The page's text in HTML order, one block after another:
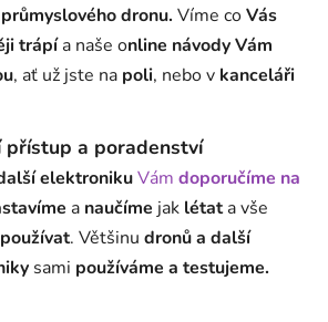
dronu. Víme coVás
trápía naše online návody Vám
, ať už jste na poli, nebo v kanceláři
přístup a poradenství
elektronikuVám doporučíme na
a naučíme jak létata vše
používat. Většinu dronů a další
sami používáme a testujeme.